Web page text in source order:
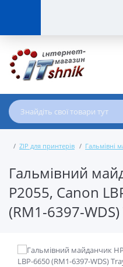
ZIP для принтерів Гальмівні
Гальмівний
P2055, Canon
(RM1-6397-